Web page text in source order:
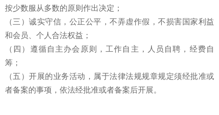
按少数服从多数的原则作出决定；
（三）诚实守信，公正公平，不弄虚作假，不损害国家利益
和会员、个人合法权益；
（四）遵循自主办会原则，工作自主，人员自聘，经费自
筹；
（五）开展的业务活动，属于法律法规规章规定须经批准或
者备案的事项，依法经批准或者备案后开展。